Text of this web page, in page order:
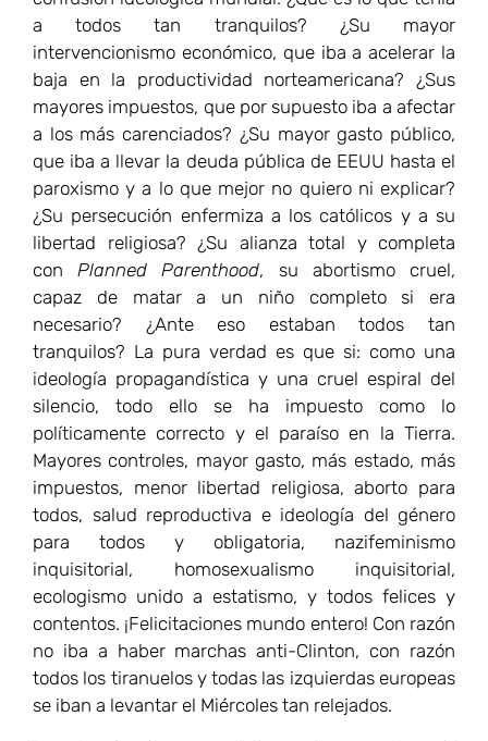
a todos tan tranquilos? ¿Su mayor
intervencionismo económico, que iba a acelerar la
baja en la productividad norteamericana? ¿Sus
mayores impuestos, que por supuesto iba a afectar
a los más carenciados? ¿Su mayor gasto público,
que iba a llevar la deuda pública de EEUU hasta el
paroxismo y a lo que mejor no quiero ni explicar?
¿Su persecución enfermiza a los católicos y a su
libertad religiosa? ¿Su alianza total y completa
conPlanned Parenthood, su abortismo cruel,
capaz de matar a un niño completo si era
necesario? ¿Ante eso estaban todos tan
tranquilos? La pura verdad es que si: como una
ideología propagandística y una cruel espiral del
silencio, todo ello se ha impuesto como lo
políticamente correcto y el paraíso en la Tierra.
Mayores controles, mayor gasto, más estado, más
impuestos, menor libertad religiosa, aborto para
todos, salud reproductiva e ideología del género
para todos y obligatoria, nazifeminismo
inquisitorial, homosexualismo inquisitorial,
ecologismo unido a estatismo, y todos felices y
contentos. ¡Felicitaciones mundo entero! Con razón
no iba a haber marchas anti-Clinton, con razón
todos los tiranuelos y todas las izquierdas europeas
se iban a levantar el Miércoles tan relejados.